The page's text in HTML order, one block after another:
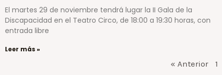
El martes 29 de noviembre tendrá lugar la II Gala de la
Discapacidad en el Teatro Circo, de 18:00 a 19:30 horas, con
entrada libre
Leer más »
« Anterior 1